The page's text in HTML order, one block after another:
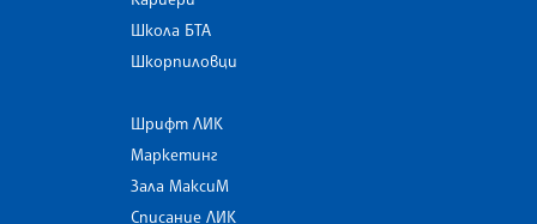
Школа БТА
Шкорпиловци
Шрифт ЛИК
Маркетинг
Зала МаксиМ
Списание ЛИК